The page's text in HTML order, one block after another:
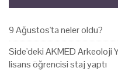
9 Ağustos'ta neler oldu?
Side'deki AKMED Arkeoloji
lisans öğrencisi staj yaptı